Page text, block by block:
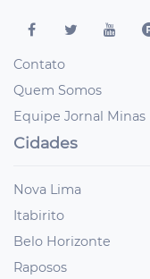
Contato
Quem Somos
Equipe Jornal Minas
Cidades
Nova Lima
Itabirito
Belo Horizonte
Raposos